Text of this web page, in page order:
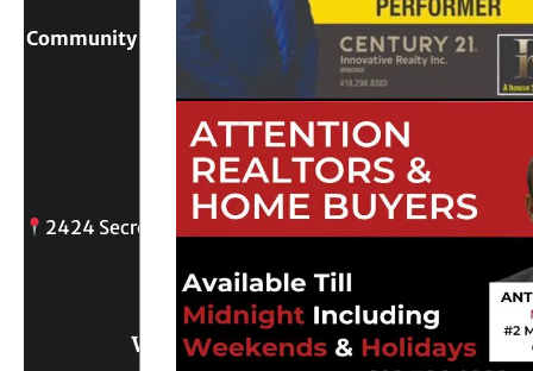
Community Digital Platform Connecting Sri Lanka &
Canada
Reach Out
2424 Secreto drive, Oshawa, ON
info@
Write Us What You Think